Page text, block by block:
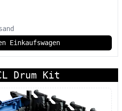
Einkaufswagen
Drum Kit